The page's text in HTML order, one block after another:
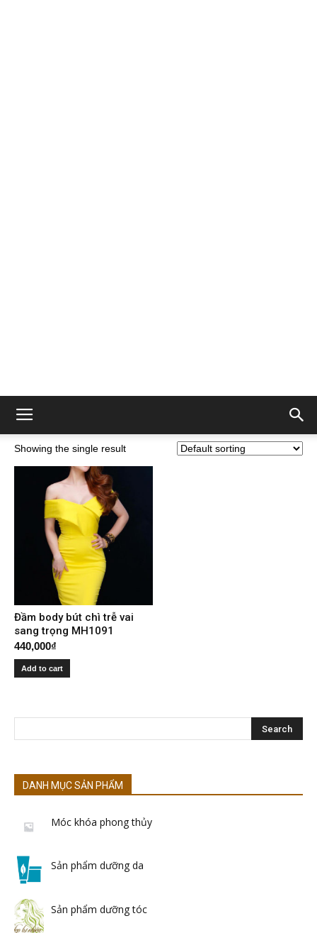
Showing the single result
Đầm body bút chì trễ vai
sang trọng MH1091
440,000₫
Add to cart
DANH MỤC SẢN PHẨM
Móc khóa phong thủy
Sản phẩm dưỡng da
Sản phẩm dưỡng tóc